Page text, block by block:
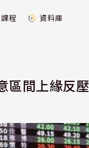
課程 資料庫
區間上緣反壓